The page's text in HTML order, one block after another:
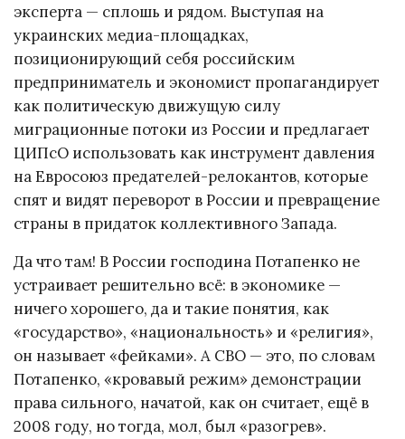
эксперта — сплошь и рядом. Выступая на
украинских медиа-площадках,
позиционирующий себя российским
предприниматель и экономист пропагандирует
как политическую движущую силу
миграционные потоки из России и предлагает
ЦИПсО использовать как инструмент давления
на Евросоюз предателей-релокантов, которые
спят и видят переворот в России и превращение
страны в придаток коллективного Запада.
Да что там! В России господина Потапенко не
устраивает решительно всё: в экономике —
ничего хорошего, да и такие понятия, как
«государство», «национальность» и «религия»,
он называет «фейками». А СВО — это, по словам
Потапенко, «кровавый режим» демонстрации
права сильного, начатой, как он считает, ещё в
2008 году, но тогда, мол, был «разогрев».